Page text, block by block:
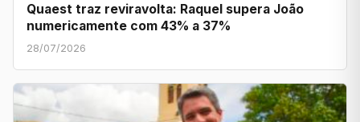
Quaest traz reviravolta: Raquel supera João
numericamente com 43% a 37%
28/07/2026